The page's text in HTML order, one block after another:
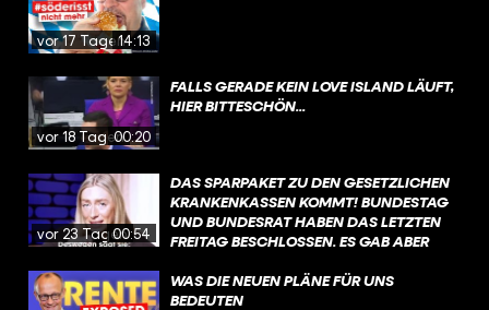
vor 17 Tagen14:13
vor 18 Tagen00:20
FALLS GERADE KEIN LOVE ISLAND LÄUFT,
HIER BITTESCHÖN...
vor 23 Tagen00:54
DAS SPARPAKET ZU DEN GESETZLICHEN
KRANKENKASSEN KOMMT! BUNDESTAG
UND BUNDESRAT HABEN DAS LETZTEN
FREITAG BESCHLOSSEN. ES GAB ABER
ÄNDERUNGEN BEI DER PSYCHOTHERAPIE
WURDEN SCHARF KRITISIERT. DIE
WAS DIE NEUEN PLÄNE FÜR UNS
BEDEUTEN